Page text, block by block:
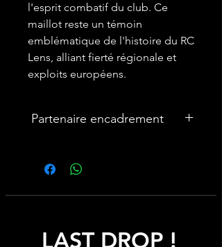
l'esprit combatif du club. Ce
maillot reste un témoin
emblématique de l'histoire du RC
Lens, alliant fierté régionale et
exploits européens.
Partenaire encadrement
🎨Vous souhaitez encadrer votre
maillot ? Nous avons un partenariat
My Goat propose des cadres pour
LAST DROP !